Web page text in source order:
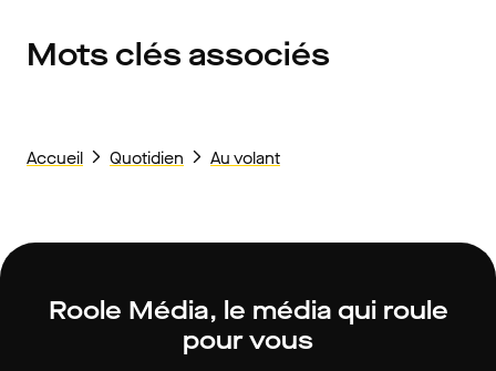
Mots clés associés
Accueil Quotidien Au volant
Roole Média, le média qui roule
pour vous